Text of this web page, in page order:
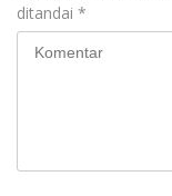
ditandai *